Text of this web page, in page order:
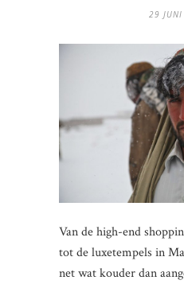
29
Van de high-end
tot de luxetempels in
net wat kouder dan